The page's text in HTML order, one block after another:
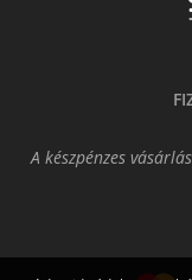
A készpénzes